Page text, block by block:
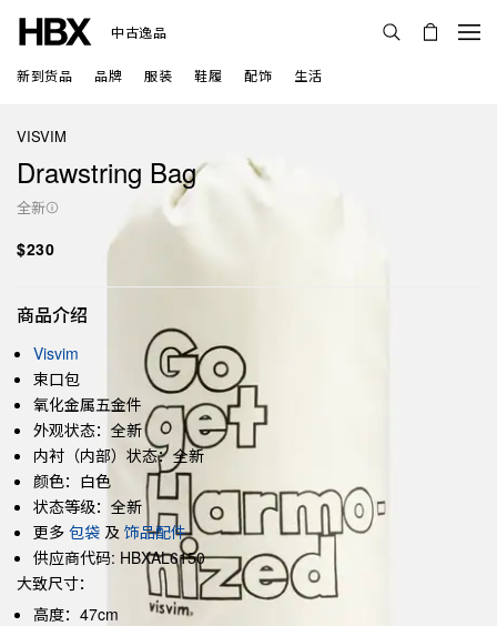
中古逸品
新到货品 品牌 服装 鞋履 配饰 生活
VISVIM
Drawstring Bag
全新
$230
商品介绍
Visvim
束口包
氧化金属五金件
外观状态：全新
内衬（内部）状态：全新
颜色：白色
状态等级：全新
更多 包袋 及 饰品配件
供应商代码: HBXAL6150
大致尺寸：
高度：47cm